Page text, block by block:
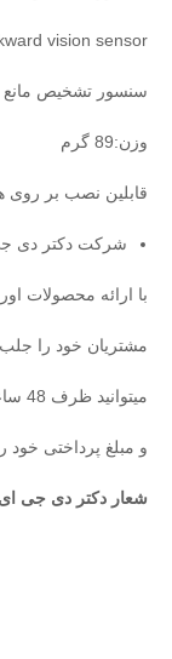
vision sensor
سنسور تشخیص مانع
وزن:89 گرم
قابلین نصب بر روی
شرکت دکتر دی
با ارائه محصولات
مشتریان خود را
میتوانید ظرف 48 ساعت از دریافت محصول ،آن را عودت دهید
و مبلغ پرداختی خود
شعار دکتر دی جی